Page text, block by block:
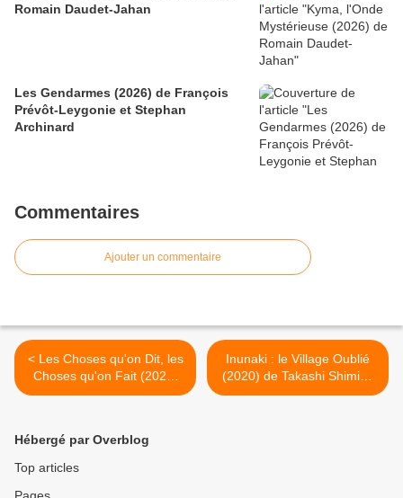
Romain Daudet-Jahan
Les Gendarmes (2026) de François
Prévôt-Leygonie et Stephan
Archinard
Commentaires
Ajouter un commentaire
< Les Choses qu'on Dit, les
Choses qu'on Fait (2020)
de Emmanuel Mouret
Inunaki : le Village Oublié
(2020) de Takashi Shimizu
>
Hébergé par Overblog
Top articles
Pages